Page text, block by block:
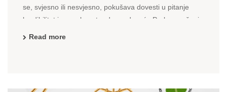
se, svjesno ili nesvjesno, pokušava dovesti u pitanje
kredibilitet i sposobnost rada preduzeća Park u pružanju
Read more